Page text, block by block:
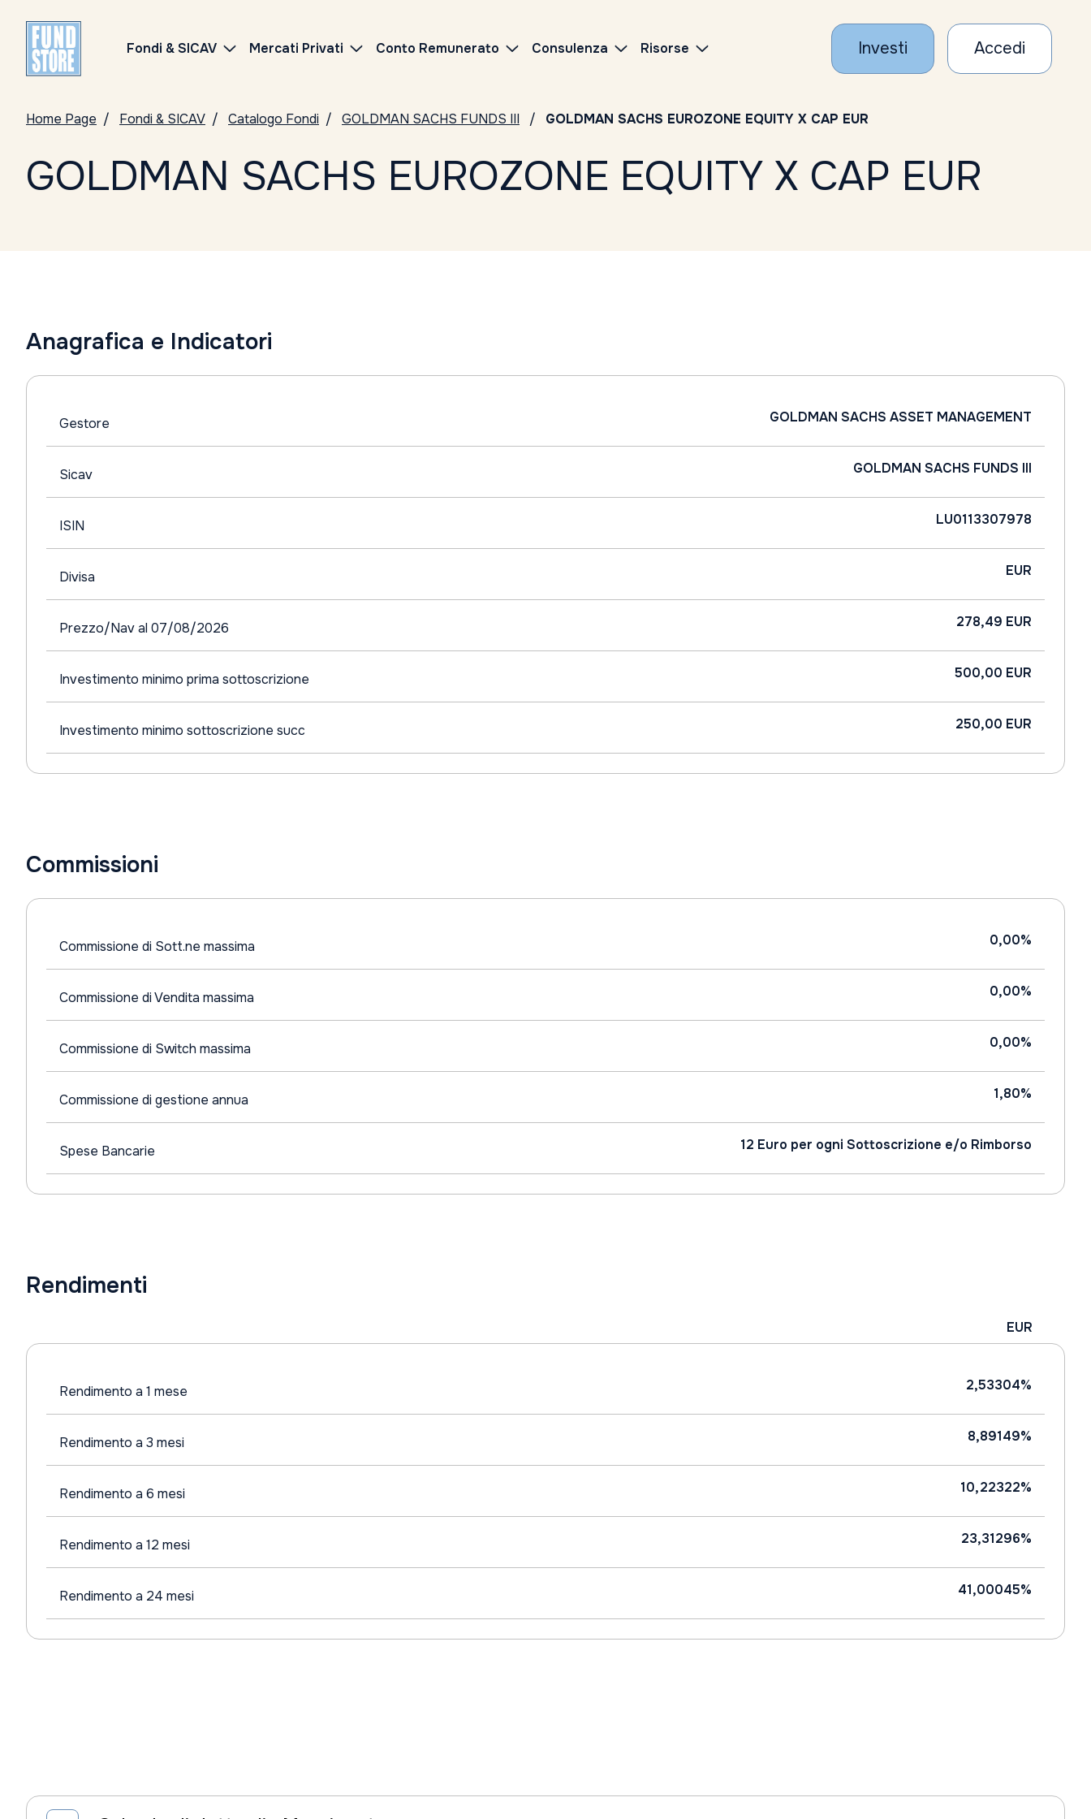
Fondi & SICAV Mercati Privati Conto Remunerato Consulenza Risorse Investi Accedi
Home Page Fondi & SICAV Catalogo Fondi GOLDMAN SACHS FUNDS III GOLDMAN SACHS EUROZONE EQUITY X CAP EUR
GOLDMAN SACHS EUROZONE EQUITY X CAP EUR
Anagrafica e Indicatori
Gestore GOLDMAN SACHS ASSET MANAGEMENT
Sicav GOLDMAN SACHS FUNDS III
ISIN LU0113307978
Divisa EUR
Prezzo/Nav al 07/08/2026 278,49 EUR
Investimento minimo prima sottoscrizione 500,00 EUR
Investimento minimo sottoscrizione succ 250,00 EUR
Commissioni
Commissione di Sott.ne massima 0,00%
Commissione di Vendita massima 0,00%
Commissione di Switch massima 0,00%
Commissione di gestione annua 1,80%
Spese Bancarie 12 Euro per ogni Sottoscrizione e/o Rimborso
Rendimenti
EUR
Rendimento a 1 mese 2,53304%
Rendimento a 3 mesi 8,89149%
Rendimento a 6 mesi 10,22322%
Rendimento a 12 mesi 23,31296%
Rendimento a 24 mesi 41,00045%